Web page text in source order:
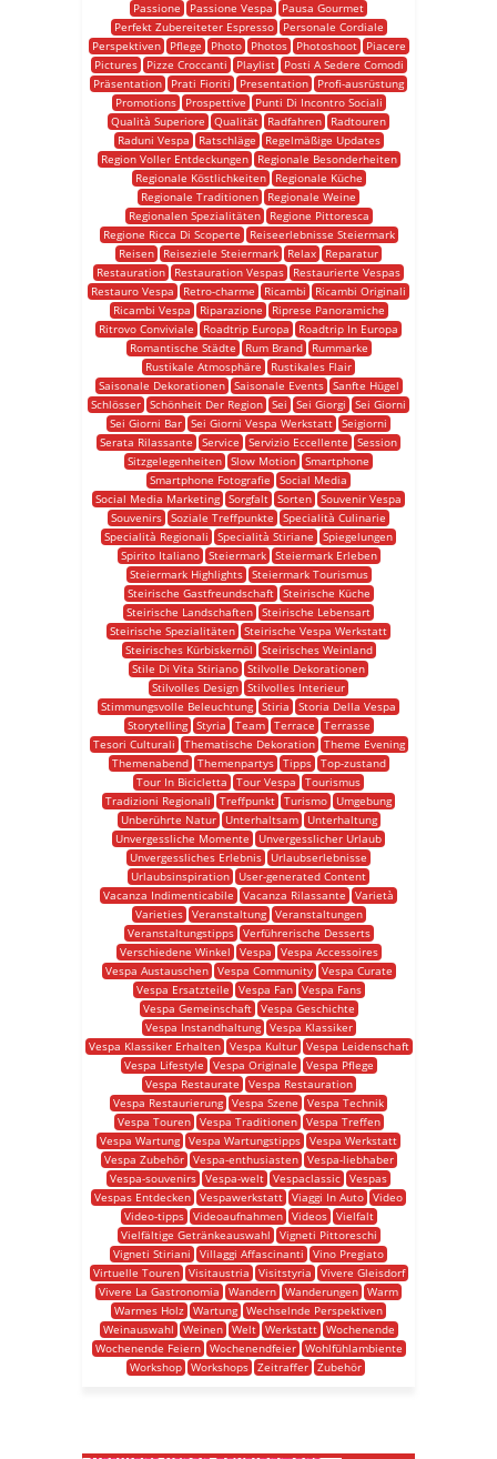
Passione Passione Vespa
Pausa Gourmet
Perfekt Zubereiteter Espresso
Personale Cordiale
Perspektiven
Pflege Photo Photos Photoshoot
Piacere
Pictures
Pizze Croccanti Playlist
Posti A Sedere Comodi
Präsentation
Prati Fioriti Presentation
Profi-ausrüstung
Promotions
Prospettive
Punti Di Incontro Sociali
Qualità Superiore
Qualität Radfahren
Radtouren
Raduni Vespa
Ratschläge
Regelmäßige Updates
Region Voller Entdeckungen
Regionale Besonderheiten
Regionale Köstlichkeiten
Regionale Küche
Regionale Traditionen
Regionale Weine
Regionalen Spezialitäten
Regione Pittoresca
Regione Ricca Di Scoperte
Reiseerlebnisse Steiermark
Reisen
Reiseziele Steiermark Relax
Reparatur
Restauration
Restauration Vespas
Restaurierte Vespas
Restauro Vespa
Retro-charme Ricambi
Ricambi Originali
Ricambi Vespa
Riparazione
Riprese Panoramiche
Ritrovo Conviviale
Roadtrip Europa
Roadtrip In Europa
Romantische Städte
Rum Brand
Rummarke
Rustikale Atmosphäre
Rustikales Flair
Saisonale Dekorationen
Saisonale Events
Sanfte Hügel
Schlösser Schönheit Der Region Sei Sei Giorgi
Sei Giorni
Sei Giorni Bar Sei Giorni Vespa Werkstatt Seigiorni
Serata Rilassante
Service Servizio Eccellente
Session
Sitzgelegenheiten Slow Motion Smartphone
Smartphone Fotografie
Social Media
Social Media Marketing Sorgfalt Sorten Souvenir Vespa
Souvenirs Soziale Treffpunkte
Specialità Culinarie
Specialità Regionali
Specialità Stiriane
Spiegelungen
Spirito Italiano
Steiermark
Steiermark Erleben
Steiermark Highlights
Steiermark Tourismus
Steirische Gastfreundschaft
Steirische Küche
Steirische Landschaften Steirische Lebensart
Steirische Spezialitäten Steirische Vespa Werkstatt
Steirisches Kürbiskernöl
Steirisches Weinland
Stile Di Vita Stiriano Stilvolle Dekorationen
Stilvolles Design Stilvolles Interieur
Stimmungsvolle Beleuchtung Stiria
Storia Della Vespa
Storytelling
Styria Team Terrace
Terrasse
Tesori Culturali
Thematische Dekoration
Theme Evening
Themenabend
Themenpartys Tipps
Top-zustand
Tour In Bicicletta
Tour Vespa
Tourismus
Tradizioni Regionali
Treffpunkt Turismo
Umgebung
Unberührte Natur
Unterhaltsam
Unterhaltung
Unvergessliche Momente
Unvergesslicher Urlaub
Unvergessliches Erlebnis
Urlaubserlebnisse
Urlaubsinspiration
User-generated Content
Vacanza Indimenticabile
Vacanza Rilassante
Varietà
Varieties
Veranstaltung
Veranstaltungen
Veranstaltungstipps
Verführerische Desserts
Verschiedene Winkel
Vespa
Vespa Accessoires
Vespa Austauschen
Vespa Community
Vespa Curate
Vespa Ersatzteile
Vespa Fan
Vespa Fans
Vespa Gemeinschaft
Vespa Geschichte
Vespa Instandhaltung
Vespa Klassiker
Vespa Klassiker Erhalten
Vespa Kultur
Vespa Leidenschaft
Vespa Lifestyle
Vespa Originale
Vespa Pflege
Vespa Restaurate
Vespa Restauration
Vespa Restaurierung Vespa Szene
Vespa Technik
Vespa Touren
Vespa Traditionen
Vespa Treffen
Vespa Wartung Vespa Wartungstipps Vespa Werkstatt
Vespa Zubehör
Vespa-enthusiasten
Vespa-liebhaber
Vespa-souvenirs Vespa-welt Vespaclassic Vespas
Vespas Entdecken Vespawerkstatt Viaggi In Auto Video
Video-tipps
Videoaufnahmen Videos
Vielfalt
Vielfältige Getränkeauswahl
Vigneti Pittoreschi
Vigneti Stiriani
Villaggi Affascinanti
Vino Pregiato
Virtuelle Touren
Visitaustria Visitstyria
Vivere Gleisdorf
Vivere La Gastronomia
Wandern Wanderungen Warm
Warmes Holz Wartung Wechselnde Perspektiven
Weinauswahl
Weinen Welt Werkstatt
Wochenende
Wochenende Feiern
Wochenendfeier
Wohlfühlambiente
Workshop Workshops Zeitraffer Zubehör